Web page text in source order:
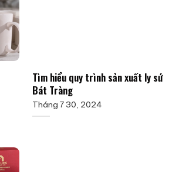
Tìm hiểu quy trình sản xuất ly sứ
Bát Tràng
Tháng 7 30, 2024